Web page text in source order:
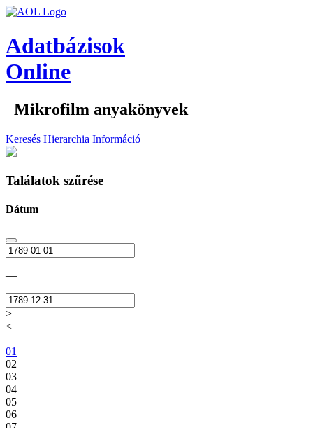
Adatbázisok
Online
Mikrofilm anyakönyvek
Keresés Hierarchia Információ
Találatok szűrése
Dátum
—
>
<
01
02
03
04
05
06